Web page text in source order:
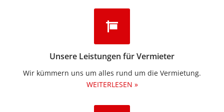
Unsere Leistungen für Vermieter
Wir kümmern uns um alles rund um die Vermietung.​
WEITERLESEN »